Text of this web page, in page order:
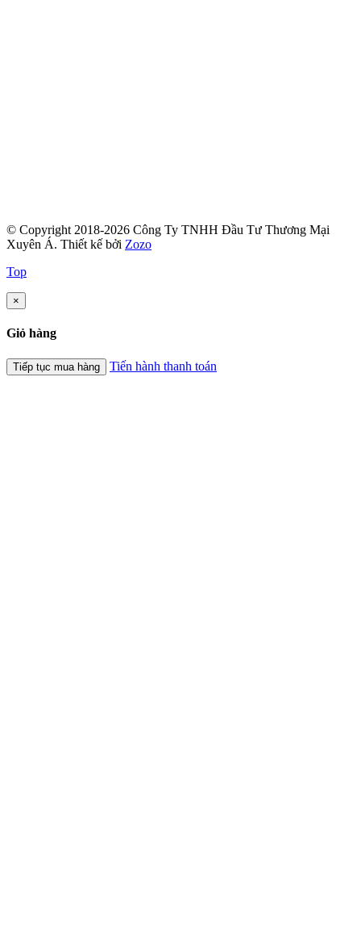
© Copyright 2018-2026 Công Ty TNHH Đầu Tư Thương Mại
Xuyên Á. Thiết kế bởi Zozo
Top
×
Giỏ hàng
Tiếp tục mua hàng Tiến hành thanh toán